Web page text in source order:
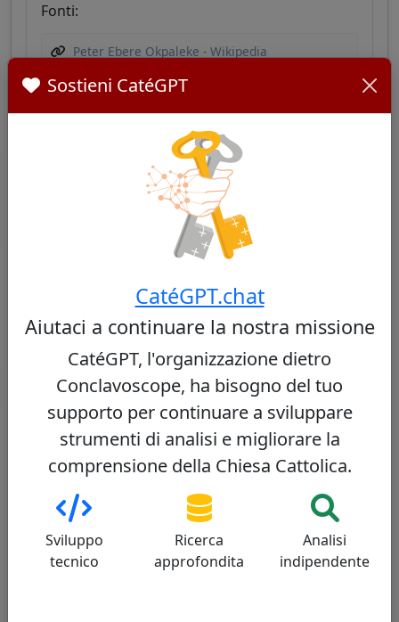
Fonti:
Peter Ebere Okpaleke - Wikipedia
Peter Ebere - Okpaleke - The College of
Cardinals Report
Altri cardinali da Nigeria
Nessun cardinale simile trovato
Altri cardinali dello stesso concistoro
44/100
Virgílio do Carmo da Silva
Sostieni CatéGPT
CatéGPT.chat
Aiutaci a continuare la nostra missione
CatéGPT, l'organizzazione dietro
Conclavoscope, ha bisogno del tuo
supporto per continuare a sviluppare
strumenti di analisi e migliorare la
comprensione della Chiesa Cattolica.
Sviluppo
tecnico
Ricerca
approfondita
Analisi
indipendente